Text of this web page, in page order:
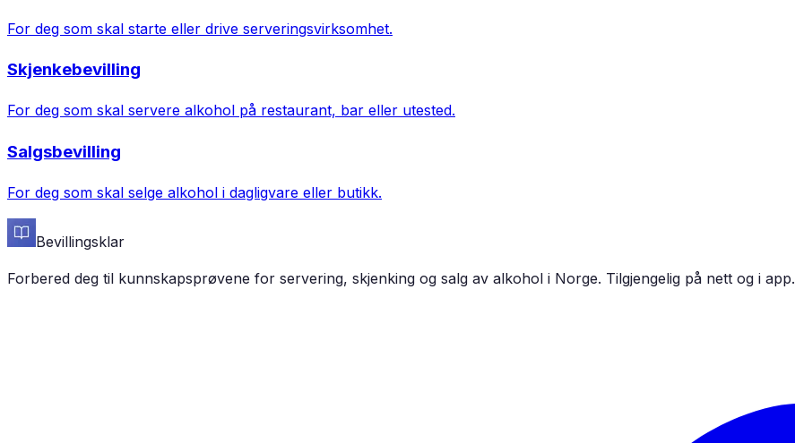
For deg som skal starte eller drive serveringsvirksomhet.
Skjenkebevilling
For deg som skal servere alkohol på restaurant, bar eller utested.
Salgsbevilling
For deg som skal selge alkohol i dagligvare eller butikk.
Bevillingsklar
Forbered deg til kunnskapsprøvene for servering, skjenking og salg av alkohol i Norge. Tilgjengelig på nett og i app.